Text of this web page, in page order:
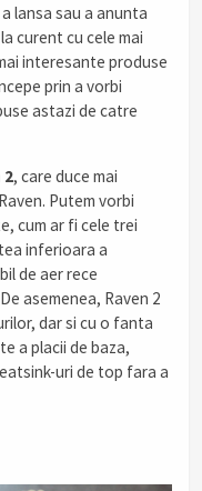
lansa sau a anunta
curent cu cele mai
interesante produse
prin a vorbi
astazi de catre
2, care duce mai
Putem vorbi
cum ar fi cele trei
inferioara a
de aer rece
asemenea, Raven 2
dar si cu o fanta
a placii de baza,
uri de top fara a